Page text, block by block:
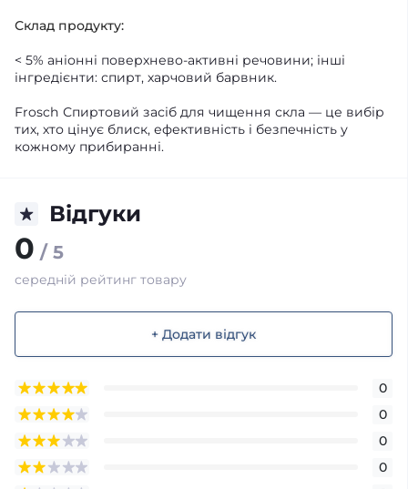
Склад продукту:
< 5% аніонні поверхнево-активні речовини; інші
інгредієнти: спирт, харчовий барвник.
Frosch Спиртовий засіб для чищення скла — це вибір
тих, хто цінує блиск, ефективність і безпечність у
кожному прибиранні.
Відгуки
0 / 5
середній рейтинг товару
+ Додати відгук
0
0
0
0